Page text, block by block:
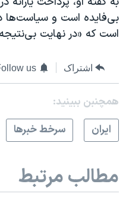
بی‌فایده است و سیاست‌ها
است که «در نهایت
اشتراک us
همچنبن ببینید:
ايران
سرخط خبرها
مطالب مرتبط